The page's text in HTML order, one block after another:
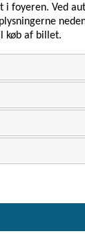
foyeren. Ved
køb af billet.